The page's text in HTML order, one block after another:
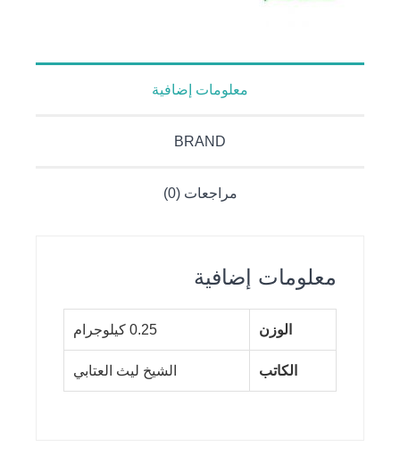
معلومات إضافية
BRAND
مراجعات (0)
معلومات إضافية
الوزن 0.25 كيلوجرام
الكاتب الشيخ ليث العتابي